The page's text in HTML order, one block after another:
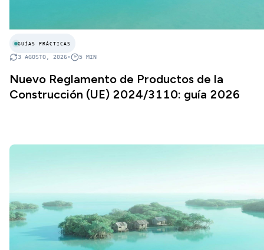
GUÍAS PRÁCTICAS
3 AGOSTO, 2026• 5 MIN
Nuevo Reglamento de Productos de la
Construcción (UE) 2024/3110: guía 2026